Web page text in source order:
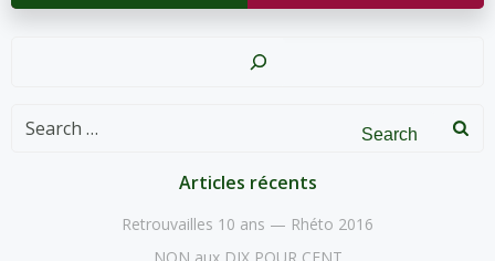
Search
Articles récents
Retrouvailles 10 ans — Rhéto 2016